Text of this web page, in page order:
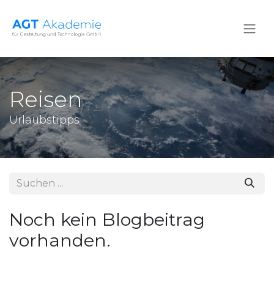
Reisen
Urlaubstipps
Noch kein Blogbeitrag
vorhanden.